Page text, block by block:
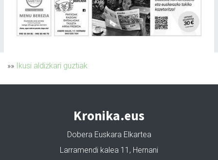
»» Ikusi aldizkari guztiak
Kronika.eus
Dobera Euskara Elkartea
Larramendi kalea 11, Hernani